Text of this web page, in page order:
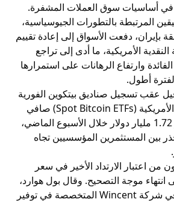
في أساسيات سوق العملات المشفرة.
المرتبطة بالتطورات الجيوسياسية،
بإيران، دفعت الأسواق إلى إعادة تقييم
الأمريكية، ما أدى إلى تراجع
وارتفاع الرهانات على استمرارها
أطول.
عقب تسجيل صناديق بيتكوين الفورية
المتداولة في البورصة الأمريكية (Spot Bitcoin ETFs) صافي
تدفقات خارجة بلغ نحو 1.72 مليار دولار خلال الأسبوع الماضي،
بين المستثمرين المؤسسيين تجاه
من اعتبار الارتداد الأخير في سعر
انتهاء موجة التصحيح. وقال بول هوارد،
المدير التنفيذي الأول في شركة Wincent المتخصصة في توفير